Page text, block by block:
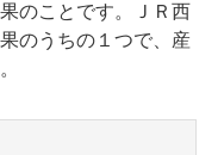
のことです。ＪＲ西
のうちの１つで、産